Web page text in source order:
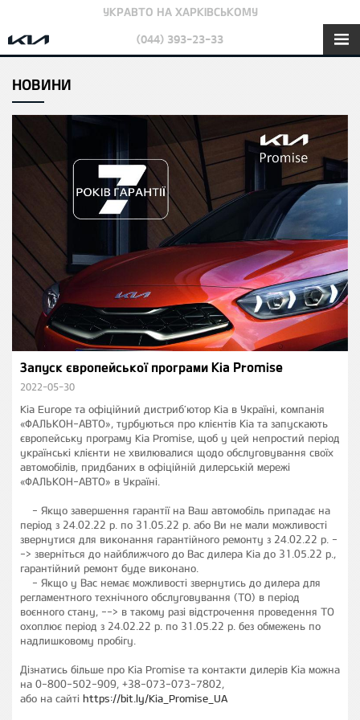
УКРАВТО НА ХАРКІВСЬКОМУ
(044) 393-23-33
НОВИНИ
Запуск європейської програми Kia Promise
2022-05-30
Kia Europe та офіційний дистриб’ютор Kia в Україні, компанія
«ФАЛЬКОН-АВТО», турбуються про клієнтів Кіа та запускають
європейську програму Kia Promise, щоб у цей непростий період
українські клієнти не хвилювалися щодо обслуговування своїх
автомобілів, придбаних в офіційній дилерській мережі
«ФАЛЬКОН-АВТО» в Україні.
Якщо завершення гарантії на Ваш автомобіль припадає на
період з 24.02.22 р. по 31.05.22 р. або Ви не мали можливості
звернутися для виконання гарантійного ремонту з 24.02.22 р. -
-> зверніться до найближчого до Вас дилера Kia до 31.05.22 р.,
гарантійний ремонт буде виконано.
Якщо у Вас немає можливості звернутись до дилера для
регламентного технічного обслуговування (ТО) в період
воєнного стану, --> в такому разі відстрочення проведення ТО
охоплює період з 24.02.22 р. по 31.05.22 р. без обмежень по
надлишковому пробігу.
Дізнатись більше про Kia Promise та контакти дилерів Кіа можна
на 0-800-502-909, +38-073-073-7802,
або на сайті https://bit.ly/Kia_Promise_UA